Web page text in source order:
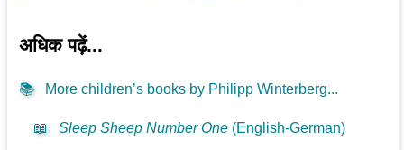
अधिक पढ़ें...
📚 More children’s books by Philipp Winterberg...
📖 Sleep Sheep Number One (English-German)